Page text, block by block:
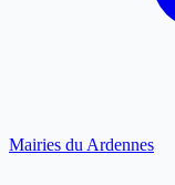
Mairies du Ardennes